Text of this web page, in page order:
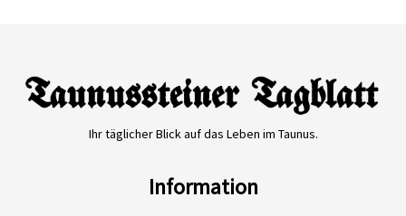
Ihr täglicher Blick auf das Leben im Taunus.
Information